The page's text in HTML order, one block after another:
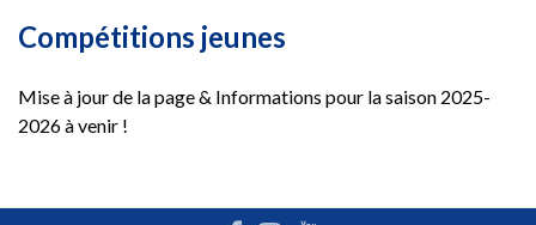
Compétitions jeunes
Mise à jour de la page & Informations pour la saison 2025-
2026 à venir !